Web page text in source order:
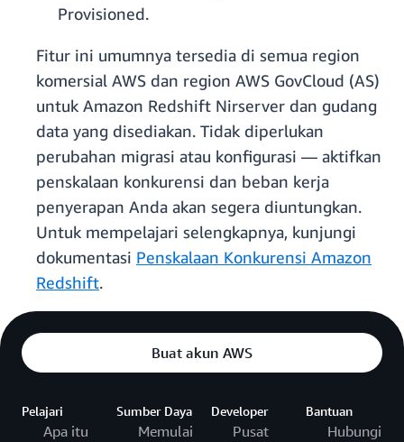
Provisioned.
Fitur ini umumnya tersedia di semua region
komersial AWS dan region AWS GovCloud (AS)
untuk Amazon Redshift Nirserver dan gudang
data yang disediakan. Tidak diperlukan
perubahan migrasi atau konfigurasi — aktifkan
penskalaan konkurensi dan beban kerja
penyerapan Anda akan segera diuntungkan.
Untuk mempelajari selengkapnya, kunjungi
dokumentasi Penskalaan Konkurensi Amazon
Redshift.
Buat akun AWS
Pelajari
Apa itu
Sumber Daya
Memulai
Developer
Pusat
Bantuan
Hubungi